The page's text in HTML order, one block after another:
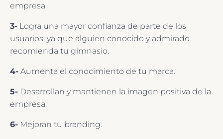
empresa.
3- Logra una mayor confianza de parte de los
usuarios, ya que alguien conocido y admirado
recomienda tu gimnasio.
4- Aumenta el conocimiento de tu marca.
5- Desarrollan y mantienen la imagen positiva de la
empresa.
6- Mejoran tu branding.